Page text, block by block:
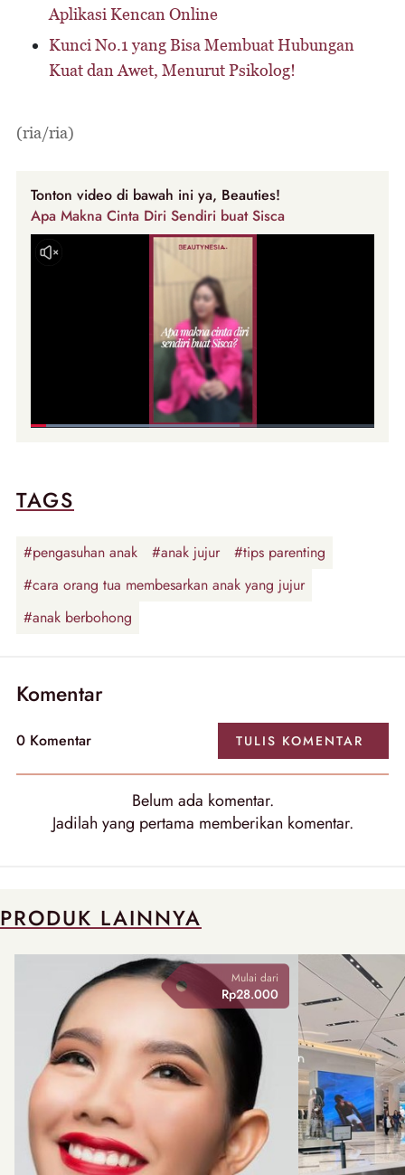
Aplikasi Kencan Online
Kunci No.1 yang Bisa Membuat Hubungan
Kuat dan Awet, Menurut Psikolog!
(ria/ria)
Tonton video di bawah ini ya, Beauties!
Apa Makna Cinta Diri Sendiri buat Sisca
TAGS
#pengasuhan anak #anak jujur
#tips parenting
#cara orang tua membesarkan anak yang jujur
#anak berbohong
Komentar
0 Komentar TULIS KOMENTAR
Belum ada komentar.
Jadilah yang pertama memberikan komentar.
PRODUK LAINNYA
Mulai dari
Rp28.000